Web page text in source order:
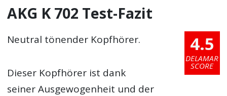
AKG K 702 Test-Fazit
4.5
DELAMAR
SCORE
Neutral tönender Kopfhörer.
Dieser Kopfhörer ist dank
seiner Ausgewogenheit und der